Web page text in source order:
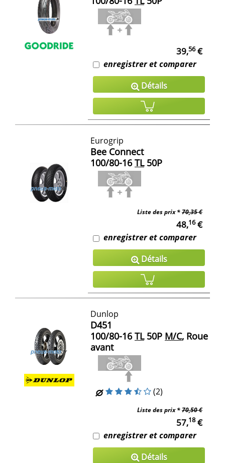
39,56€
enregistrer et comparer
Détails
Eurogrip
Bee Connect
100/80-16 TL50P
Liste des prix *70,35 €
48,16€
enregistrer et comparer
Détails
Dunlop
D451
100/80-16 TL50P M/C, Roue
avant
(2)
Liste des prix *70,50 €
57,18€
enregistrer et comparer
Détails